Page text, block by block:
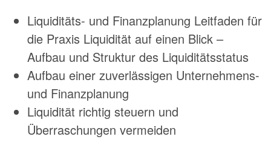
Liquiditäts- und Finanzplanung Leitfaden für
die Praxis Liquidität auf einen Blick –
Aufbau und Struktur des Liquiditätsstatus
Aufbau einer zuverlässigen Unternehmens-
und Finanzplanung
Liquidität richtig steuern und
Überraschungen vermeiden